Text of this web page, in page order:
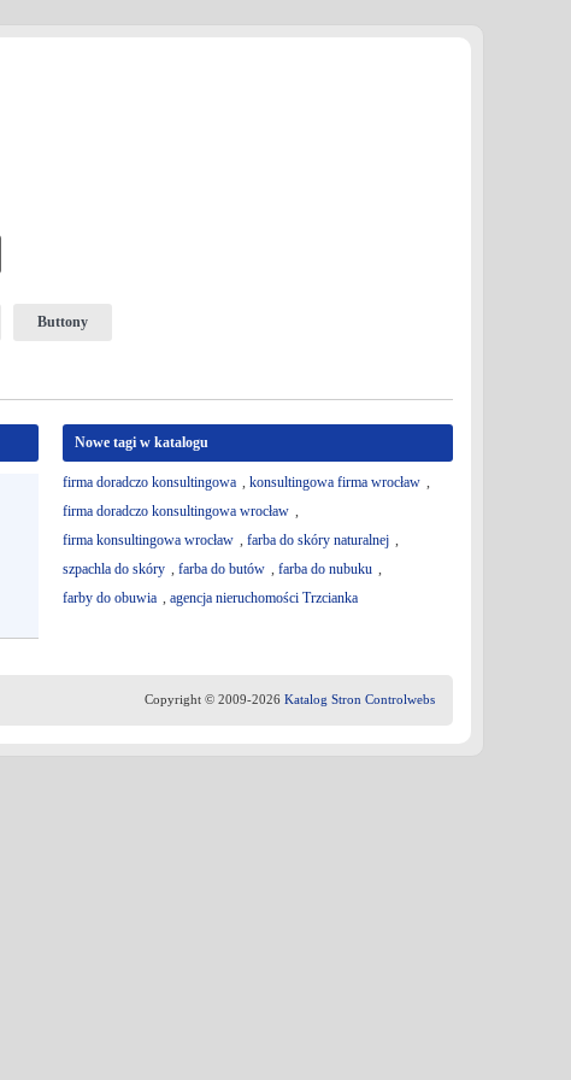
Buttony
Nowe tagi w katalogu
firma doradczo konsultingowa , konsultingowa firma wrocław ,
firma doradczo konsultingowa wrocław ,
firma konsultingowa wrocław , farba do skóry naturalnej ,
szpachla do skóry , farba do butów , farba do nubuku ,
farby do obuwia , agencja nieruchomości Trzcianka
Copyright © 2009-2026 Katalog Stron Controlwebs